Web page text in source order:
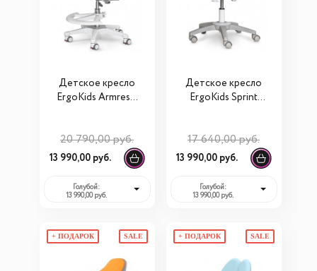
Детское кресло
ErgoKids Armrests
20 790,00 руб.
13 990,00 руб.
Голубой:
13 990,00 руб.
Детское кресло
ErgoKids Sprint
17 640,00 руб.
13 990,00 руб.
Голубой:
13 990,00 руб.
SALE
+ ПОДАРОК SALE
+ ПОДАРОК